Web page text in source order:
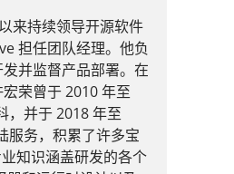
来持续领导开源软件
担任团队经理。他负
并监督产品部署。在
荣曾于 2010 年至
，并于 2018 年至
服务，积累了许多宝
知识涵盖研发的各个